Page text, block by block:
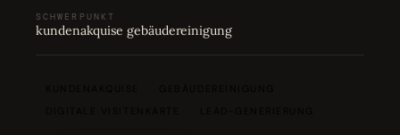
SCHWERPUNKT
kundenakquise gebäudereinigung